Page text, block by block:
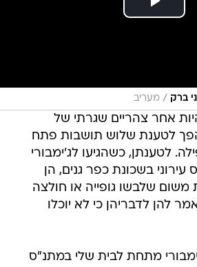
ברק / מעריב
אחר צהריים שגרתי של
לטענת שלוש תושבות פתח
לטענתן, כשהגיעו לג'ימבורי
בשכונת כפר גנים, הן
שלבשו גופייה או חולצה
להן לדבריהן כי לא יוכלו
מתחת לבית שלי במתנ"ס